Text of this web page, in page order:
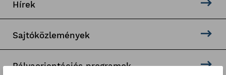
Hírek
Sajtóközlemények
Pályaorientációs programok